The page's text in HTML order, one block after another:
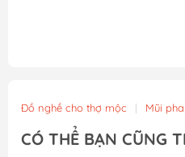
Đồ nghề cho thợ mộc | Mũi
CÓ THỂ BẠN CŨNG